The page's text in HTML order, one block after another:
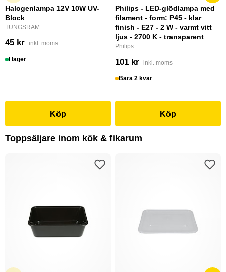
Halogenlampa 12V 10W UV-
Block
TUNGSRAM
45 kr inkl. moms
I lager
Köp
Philips - LED-glödlampa med
filament - form: P45 - klar
finish - E27 - 2 W - varmt vitt
ljus - 2700 K - transparent
Philips
101 kr inkl. moms
Bara 2 kvar
Köp
Toppsäljare inom kök & fikarum